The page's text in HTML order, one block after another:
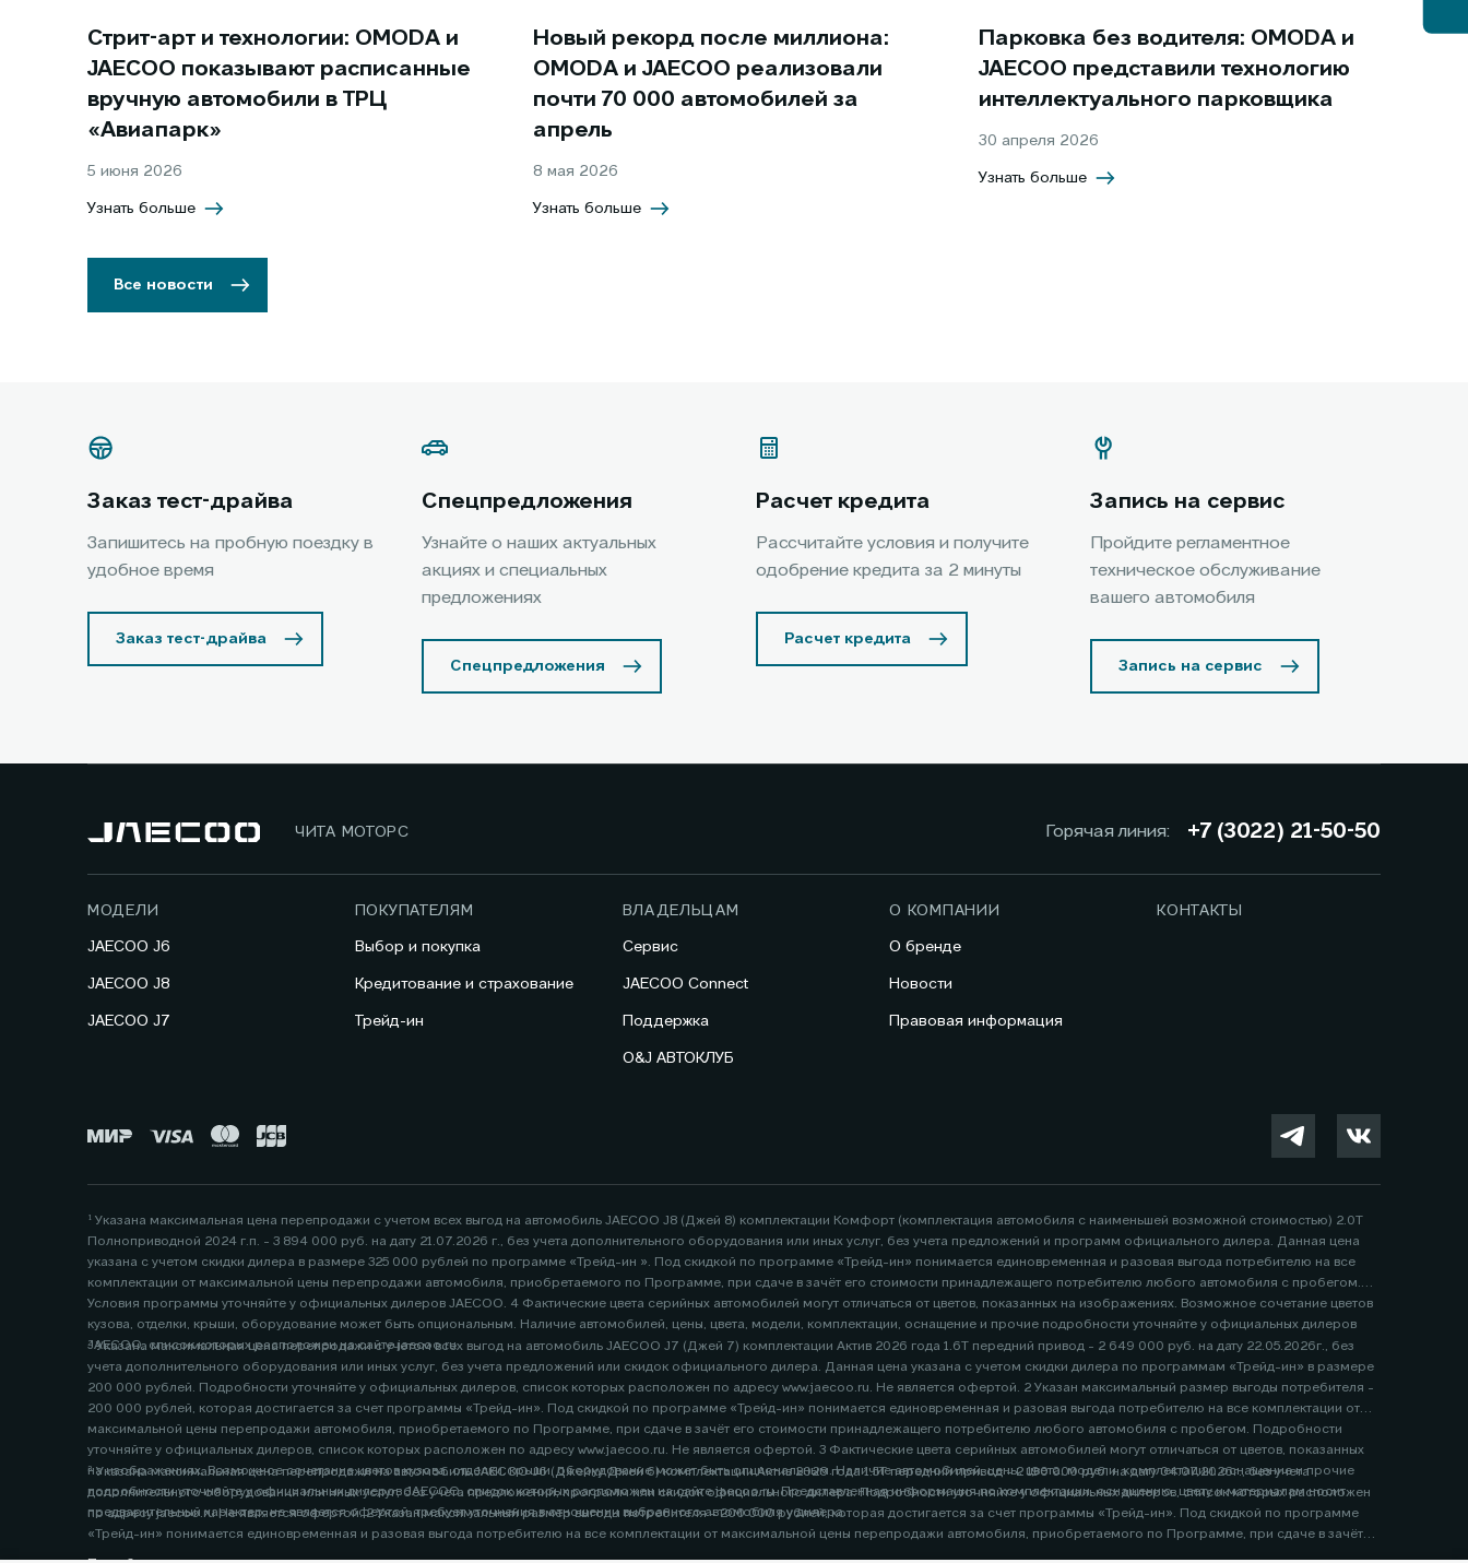
Стрит-арт и технологии: OMODA и
JAECOO показывают расписанные
вручную автомобили в ТРЦ
«Авиапарк»
5 июня 2026
Узнать больше
Новый рекорд после миллиона:
OMODA и JAECOO реализовали
почти 70 000 автомобилей за
апрель
8 мая 2026
Узнать больше
Парковка без водителя: OMODA и
JAECOO представили технологию
интеллектуального парковщика
30 апреля 2026
Узнать больше
Все новости
Заказ тест-драйва
Запишитесь на пробную поездку в
удобное время
Заказ тест-драйва
Спецпредложения
Узнайте о наших актуальных
акциях и специальных
предложениях
Спецпредложения
Расчет кредита
Рассчитайте условия и получите
одобрение кредита за 2 минуты
Расчет кредита
Запись на сервис
Пройдите регламентное
техническое обслуживание
вашего автомобиля
Запись на сервис
ЧИТА МОТОРС Горячая линия: +7 (3022) 21-50-50
МОДЕЛИ
JAECOO J6
JAECOO J8
JAECOO J7
ПОКУПАТЕЛЯМ
Выбор и покупка
Кредитование и страхование
Трейд-ин
ВЛАДЕЛЬЦАМ
Сервис
JAECOO Connect
Поддержка
O&J АВТОКЛУБ
О КОМПАНИИ
О бренде
Новости
Правовая информация
КОНТАКТЫ
¹ Указана максимальная цена перепродажи с учетом всех выгод на автомобиль JAECOO J8 (Джей 8) комплектации Комфорт (комплектация автомобиля с наименьшей возможной стоимостью) 2.0Т
Полноприводной 2024 г.п. - 3 894 000 руб. на дату 21.07.2026 г., без учета дополнительного оборудования или иных услуг, без учета предложений и программ официального дилера. Данная цена
указана с учетом скидки дилера в размере 325 000 рублей по программе «Трейд-ин ». Под скидкой по программе «Трейд-ин» понимается единовременная и разовая выгода потребителю на все
комплектации от максимальной цены перепродажи автомобиля, приобретаемого по Программе, при сдаче в зачёт его стоимости принадлежащего потребителю любого автомобиля с пробегом.
Условия программы уточняйте у официальных дилеров JAECOO. 4 Фактические цвета серийных автомобилей могут отличаться от цветов, показанных на изображениях. Возможное сочетание цветов
кузова, отделки, крыши, оборудование может быть опциональным. Наличие автомобилей, цены, цвета, модели, комплектации, оснащение и прочие подробности уточняйте у официальных дилеров
JAECOO, список которых расположен на сайте jaecoo.ru
² Указана максимальная цена перепродажи с учетом всех выгод на автомобиль JAECOO J7 (Джей 7) комплектации Актив 2026 года 1.6Т передний привод - 2 649 000 руб. на дату 22.05.2026г., без
учета дополнительного оборудования или иных услуг, без учета предложений или скидок официального дилера. Данная цена указана с учетом скидки дилера по программам «Трейд-ин» в размере
200 000 рублей. Подробности уточняйте у официальных дилеров, список которых расположен по адресу www.jaecoo.ru. Не является офертой. 2 Указан максимальный размер выгоды потребителя -
200 000 рублей, которая достигается за счет программы «Трейд-ин». Под скидкой по программе «Трейд-ин» понимается единовременная и разовая выгода потребителю на все комплектации от
максимальной цены перепродажи автомобиля, приобретаемого по Программе, при сдаче в зачёт его стоимости принадлежащего потребителю любого автомобиля с пробегом. Подробности
уточняйте у официальных дилеров, список которых расположен по адресу www.jaecoo.ru. Не является офертой. 3 Фактические цвета серийных автомобилей могут отличаться от цветов, показанных
на изображениях. Возможное сочетание цветов кузова, отделки, крыши, оборудование может быть опциональным. Наличие автомобилей, цены, цвета, модели, комплектации, оснащение и прочие
подробности уточняйте у официальных дилеров JAECOO, список которых расположен на сайте jaecoo.ru. Представленная информация по комплектации, оснащению, цвету и материалам носит
предварительный характер, не является офертой, требует уточнения в отношении выбранного автомобиля у дилера.
³ Указана максимальная цена перепродажи на автомобиль JAECOO J6 (Джейку Джей 6) комплектации Актив 2026 года 1.5T передний привод - 2 190 000 руб. на дату 04.07.2026г., без учета
дополнительного оборудования или иных услуг, без учета предложений, программ или скидок официального дилера. Подробности уточняйте у официальных дилеров, список которых расположен
по адресу jaecoo.ru Не является офертой. 2 Указан максимальный размер выгоды потребителя - 200 000 рублей, которая достигается за счет программы «Трейд-ин». Под скидкой по программе
«Трейд-ин» понимается единовременная и разовая выгода потребителю на все комплектации от максимальной цены перепродажи автомобиля, приобретаемого по Программе, при сдаче в зачёт